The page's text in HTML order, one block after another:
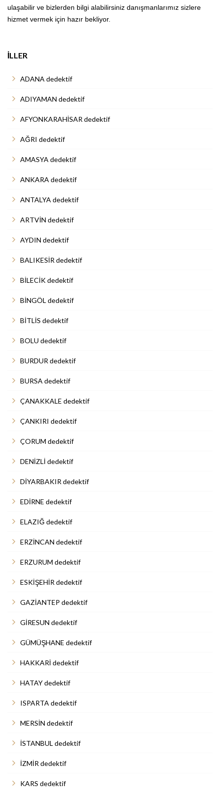
ulaşabilir ve bizlerden bilgi alabilirsiniz danışmanlarımız sizlere
hizmet vermek için hazır bekliyor.
İLLER
ADANA dedektif
ADIYAMAN dedektif
AFYONKARAHİSAR dedektif
AĞRI dedektif
AMASYA dedektif
ANKARA dedektif
ANTALYA dedektif
ARTVİN dedektif
AYDIN dedektif
BALIKESİR dedektif
BİLECİK dedektif
BİNGÖL dedektif
BİTLİS dedektif
BOLU dedektif
BURDUR dedektif
BURSA dedektif
ÇANAKKALE dedektif
ÇANKIRI dedektif
ÇORUM dedektif
DENİZLİ dedektif
DİYARBAKIR dedektif
EDİRNE dedektif
ELAZIĞ dedektif
ERZİNCAN dedektif
ERZURUM dedektif
ESKİŞEHİR dedektif
GAZİANTEP dedektif
GİRESUN dedektif
GÜMÜŞHANE dedektif
HAKKARİ dedektif
HATAY dedektif
ISPARTA dedektif
MERSİN dedektif
İSTANBUL dedektif
İZMİR dedektif
KARS dedektif